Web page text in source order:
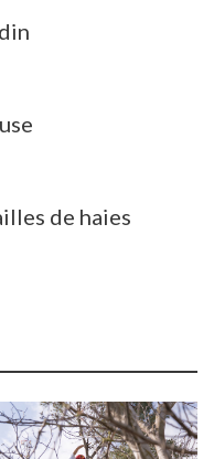
de haies